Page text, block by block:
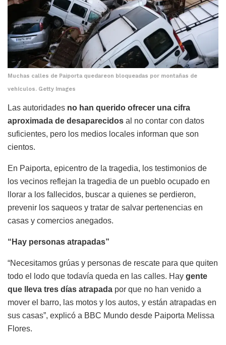
Muchas calles de Paiporta quedareon bloqueadas por montañas de
vehículos. Getty Images
Las autoridades no han querido ofrecer una cifra
aproximada de desaparecidos al no contar con datos
suficientes, pero los medios locales informan que son
cientos.
En Paiporta, epicentro de la tragedia, los testimonios de
los vecinos reflejan la tragedia de un pueblo ocupado en
llorar a los fallecidos, buscar a quienes se perdieron,
prevenir los saqueos y tratar de salvar pertenencias en
casas y comercios anegados.
“Hay personas atrapadas”
“Necesitamos grúas y personas de rescate para que quiten
todo el lodo que todavía queda en las calles. Hay gente
que lleva tres días atrapada por que no han venido a
mover el barro, las motos y los autos, y están atrapadas en
sus casas”, explicó a BBC Mundo desde Paiporta Melissa
Flores.